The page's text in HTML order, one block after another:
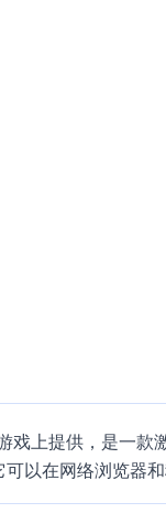
戏上提供，是一
以在网络浏览器